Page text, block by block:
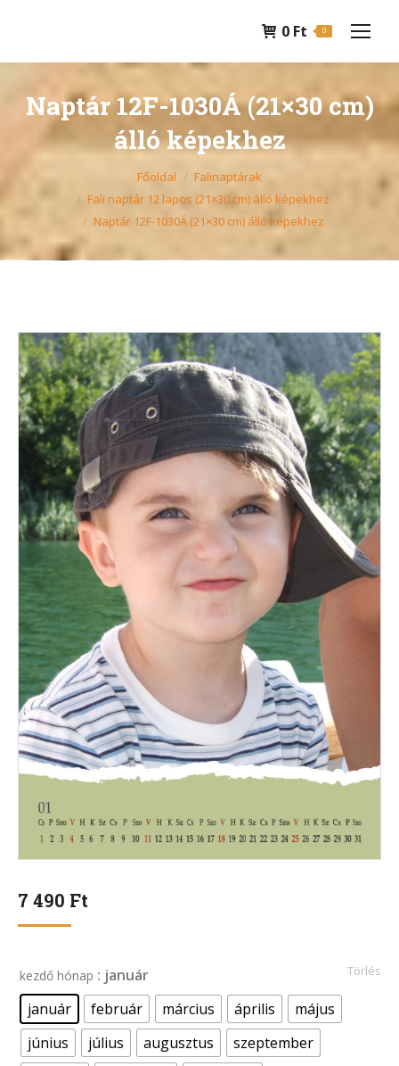
0 Ft 0
Naptár 12F-1030Á (21×30 cm)
álló képekhez
Főoldal
Falinaptárak
Fali naptár 12 lapos (21×30 cm) álló képekhez
Naptár 12F-1030Á (21×30 cm) álló képekhez
7 490 Ft
kezdő hónap : január
január
február március április
május
június
július augusztus
szeptember
Törlés